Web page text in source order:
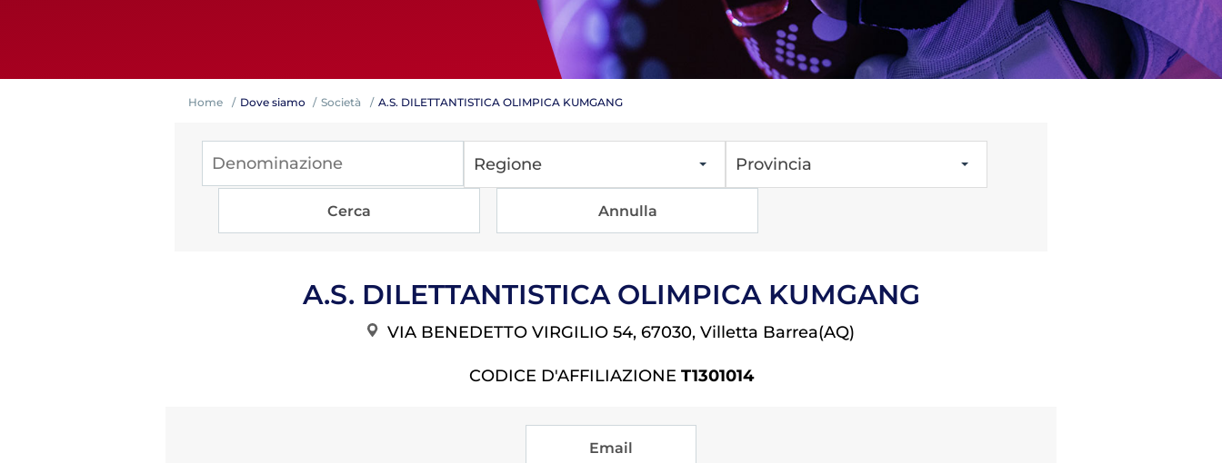
Olimpiadi Atleti
Atleti Parataekwondo
Tesseramento
Amministrazione
Salute
Home Dove siamo Società A.S. DILETTANTISTICA OLIMPICA KUMGANG
Regione Provincia
A.S. DILETTANTISTICA OLIMPICA KUMGANG
VIA BENEDETTO VIRGILIO 54, 67030, Villetta Barrea(AQ)
CODICE D'AFFILIAZIONE T1301014
Email